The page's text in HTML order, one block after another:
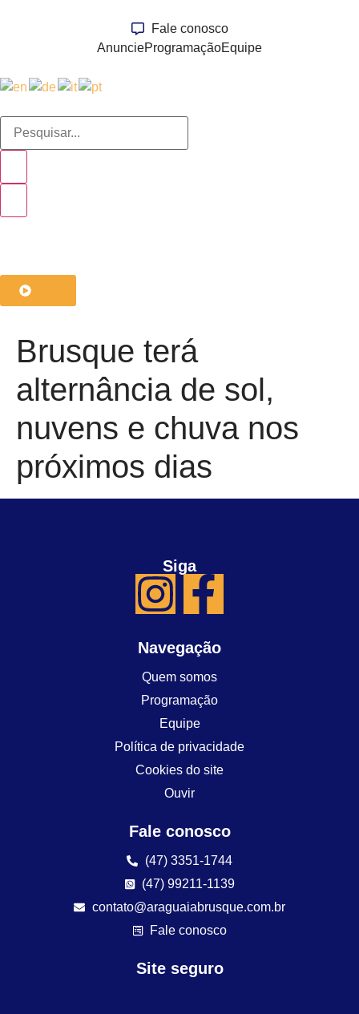
Fale conosco
AnuncieProgramaçãoEquipe
Brusque terá
alternância de sol,
nuvens e chuva nos
próximos dias
Siga
Navegação
Quem somos
Programação
Equipe
Política de privacidade
Cookies do site
Ouvir
Fale conosco
(47) 3351-1744
(47) 99211-1139
contato@araguaiabrusque.com.br
Fale conosco
Site seguro